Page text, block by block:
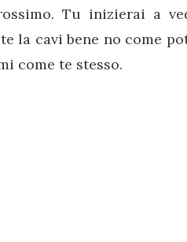
Tu inizierai a
la cavi bene no come
come te stesso.